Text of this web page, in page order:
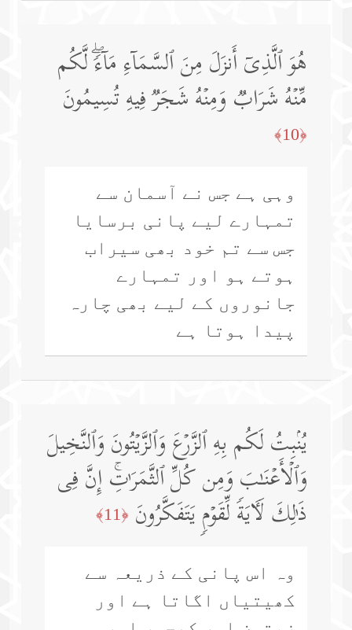
هُوَ ٱلَّذِیۤ أَنزَلَ مِنَ ٱلسَّمَاۤءِ مَاۤءࣰۖ لَّكُم
مِّنۡهُ شَرَابࣱ وَمِنۡهُ شَجَرࣱ فِیهِ تُسِیمُونَ
﴿10﴾
وہی ہے جس نے آسمان سے
تمہارے لیے پانی برسایا
جس سے تم خود بھی سیراب
ہوتے ہو اور تمہارے
جانوروں کے لیے بھی چارہ
پیدا ہوتا ہے
یُنۢبِتُ لَكُم بِهِ ٱلزَّرۡعَ وَٱلزَّیۡتُونَ وَٱلنَّخِیلَ
وَٱلۡأَعۡنَـٰبَ وَمِن كُلِّ ٱلثَّمَرَ ٰ⁠تِۚ إِنَّ فِی
ذَ ٰ⁠لِكَ لَـَٔایَةࣰ لِّقَوۡمࣲ یَتَفَكَّرُونَ ﴿11﴾
وہ اس پانی کے ذریعہ سے
کھیتیاں اگاتا ہے اور